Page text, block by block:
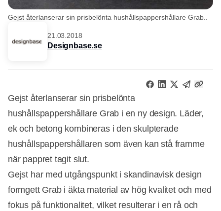
Gejst återlanserar sin prisbelönta hushållspappershållare Grab..
21.03.2018
Designbase.se
Gejst återlanserar sin prisbelönta
hushållspappershållare Grab i en ny design. Läder,
ek och betong kombineras i den skulpterade
hushållspappershållaren som även kan stå framme
när pappret tagit slut.
Gejst har med utgångspunkt i skandinavisk design
formgett Grab i äkta material av hög kvalitet och med
fokus på funktionalitet, vilket resulterar i en rå och